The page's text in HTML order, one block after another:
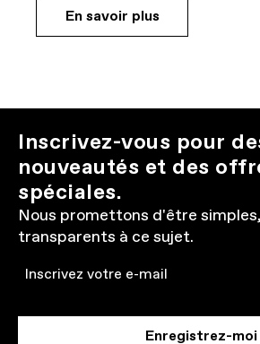
En savoir plus
Inscrivez-vous pour
nouveautés et des
spéciales.
Nous promettons d'être
transparents à ce sujet.
Email
Enregistrez-moi